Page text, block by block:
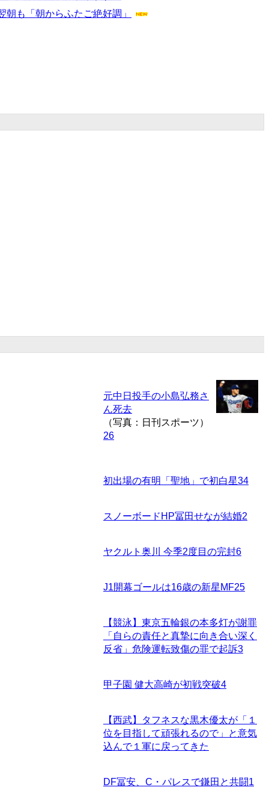
も「朝からふたご絶好調」
元中日投手の小島弘務さ
ん死去
（写真：日刊スポーツ）
26
初出場の有明「聖地」で初白星34
スノーボードHP冨田せなが結婚2
ヤクルト奥川 今季2度目の完封6
J1開幕ゴールは16歳の新星MF25
【競泳】東京五輪銀の本多灯が謝罪
「自らの責任と真摯に向き合い深く
反省」危険運転致傷の罪で起訴3
甲子園 健大高崎が初戦突破4
【西武】タフネスな黒木優太が「１
位を目指して頑張れるので」と意気
込んで１軍に戻ってきた
DF冨安、C・パレスで鎌田と共闘1